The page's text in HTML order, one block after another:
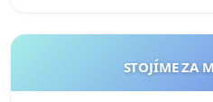
STOJÍME ZA